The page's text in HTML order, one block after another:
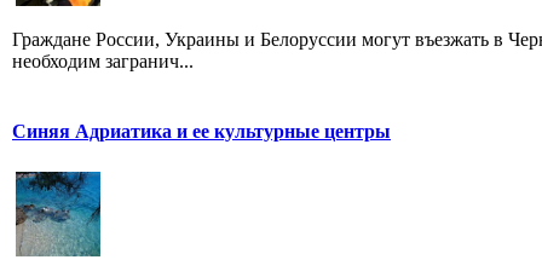
Граждане России, Украины и Белоруссии могут въезжать в
необходим загранич...
Синяя Адриатика и ее культурные центры